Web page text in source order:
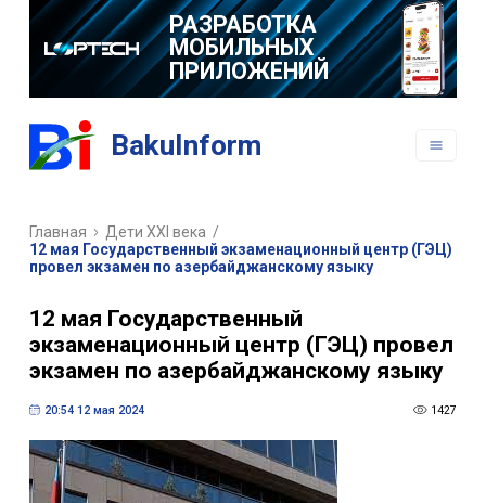
РАЗРАБОТКА
МОБИЛЬНЫХ
ПРИЛОЖЕНИЙ
BakuInform
Главная Дети XXI века /
12 мая Государственный экзаменационный центр (ГЭЦ)
провел экзамен по азербайджанскому языку
12 мая Государственный
экзаменационный центр (ГЭЦ) провел
экзамен по азербайджанскому языку
20:54 12 мая 2024 1427